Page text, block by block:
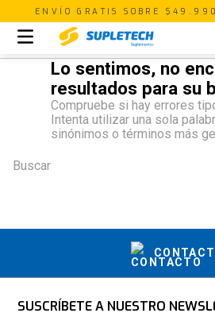
ENVÍO GRATIS SOBRE
Buscar
SUSCRÍBETE A NUESTRO